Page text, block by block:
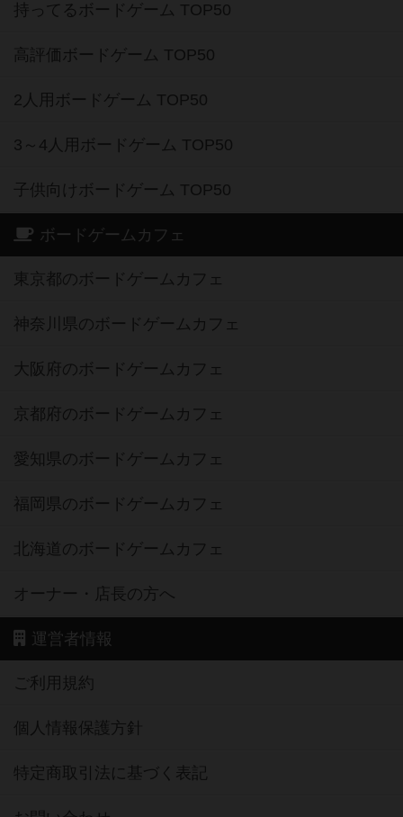
持ってるボードゲーム TOP50
高評価ボードゲーム TOP50
2人用ボードゲーム TOP50
3～4人用ボードゲーム TOP50
子供向けボードゲーム TOP50
ボードゲームカフェ
東京都のボードゲームカフェ
神奈川県のボードゲームカフェ
大阪府のボードゲームカフェ
京都府のボードゲームカフェ
愛知県のボードゲームカフェ
福岡県のボードゲームカフェ
北海道のボードゲームカフェ
オーナー・店長の方へ
運営者情報
ご利用規約
個人情報保護方針
特定商取引法に基づく表記